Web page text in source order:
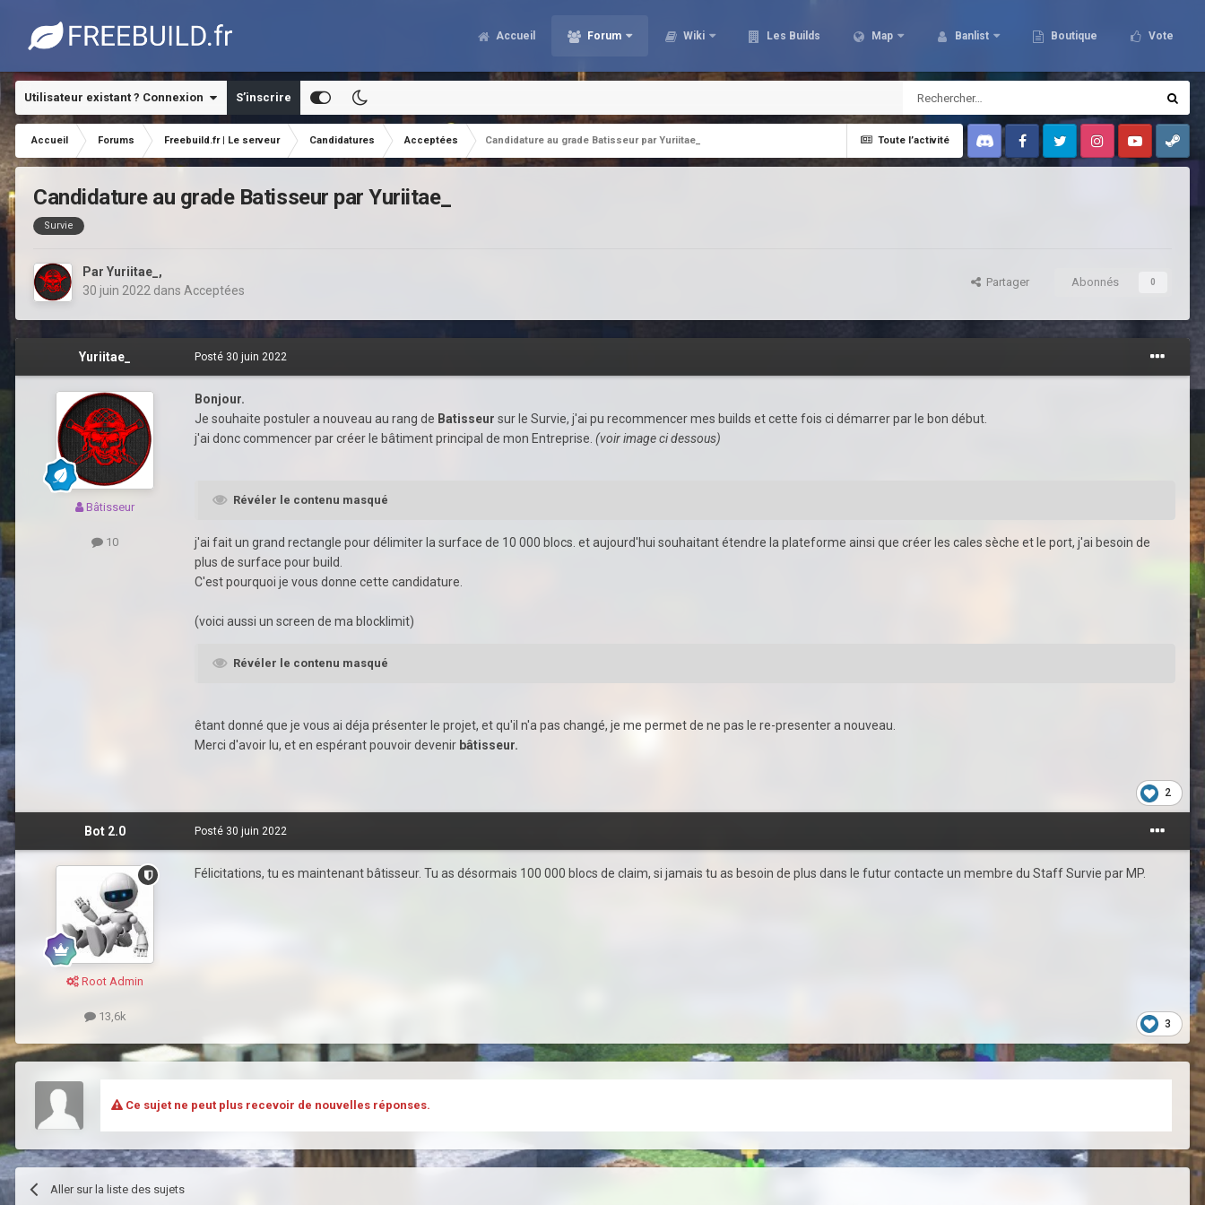
Accueil Forum Wiki Les Builds Map Banlist Boutique Vote
Utilisateur existant ? Connexion S’inscrire
Toute l’activité
Accueil Forums Freebuild.fr | Le serveur Candidatures Acceptées
Candidature au grade Batisseur par Yuriitae_
DiscordFacebookTwitter InstagramYoutubeSteam
Candidature au grade Batisseur par Yuriitae_
Survie
Par Yuriitae_ ,
30 juin 2022 dans Acceptées
Partager Abonnés 0
Yuriitae_
Bâtisseur
10
Posté 30 juin 2022
Bonjour.
Je souhaite postuler a nouveau au rang de Batisseur sur le Survie, j'ai pu recommencer mes builds et cette fois ci démarrer par le bon début.
j'ai donc commencer par créer le bâtiment principal de mon Entreprise. (voir image ci dessous)
Révéler le contenu masqué
j'ai fait un grand rectangle pour délimiter la surface de 10 000 blocs. et aujourd'hui souhaitant étendre la plateforme ainsi que créer les cales sèche et le port, j'ai besoin de
plus de surface pour build.
C'est pourquoi je vous donne cette candidature.
(voici aussi un screen de ma blocklimit)
Révéler le contenu masqué
êtant donné que je vous ai déja présenter le projet, et qu'il n'a pas changé, je me permet de ne pas le re-presenter a nouveau.
Merci d'avoir lu, et en espérant pouvoir devenir bâtisseur.
2
Bot 2.0
Root Admin
13,6k
Posté 30 juin 2022
Félicitations, tu es maintenant bâtisseur. Tu as désormais 100 000 blocs de claim, si jamais tu as besoin de plus dans le futur contacte un membre du Staff Survie par MP.
3
Ce sujet ne peut plus recevoir de nouvelles réponses.
Aller sur la liste des sujets